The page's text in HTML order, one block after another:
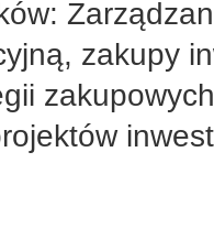
zakupy